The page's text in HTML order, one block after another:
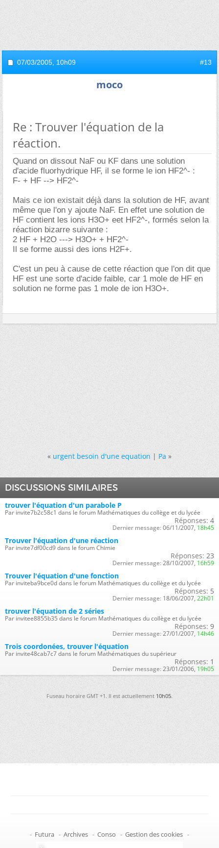
07/03/2005, 10h09 #13
moco
Re : Trouver l'équation de la
réaction.
Quand on dissout NaF ou KF dans une solution
d'acide fluorhydrique HF, il se forme le ion HF2^- :
F- + HF --> HF2^-
Mais ce ion existait déjà dans la solution de HF, avant
même que l'on y ajoute NaF. En effet une solution de
HF contient les ions H3O+ eet HF2^-, formés selon la
réaction bizarre suivante :
2 HF + H2O ---> H3O+ + HF2^-
Il se forme aussi des ions H2F+.
C'est un peu à cause de cette réaction que l'on dit que
HF est une sorte d'acide faible, car 1 mole de HF en
solution ne forme pas 1 mole de ion H3O+.
« urgent besoin d'une equation|Pa »
DISCUSSIONS SIMILAIRES
trouver l'équation d'un parabole P
Par invite7b2c58c1 dans le forum Mathématiques du collège et du lycée
Réponses: 4
Dernier message: 06/11/2007, 18h45
Trouver l'équation d'une réaction
Par invite7df00cd9 dans le forum Chimie
Réponses: 23
Dernier message: 28/10/2007, 16h59
Trouver l'équation d'une fonction
Par inviteba9bce0d dans le forum Mathématiques du collège et du lycée
Réponses: 5
Dernier message: 18/06/2007, 22h01
trouver l'équation de 2 séries
Par invitee8855b35 dans le forum Mathématiques du collège et du lycée
Réponses: 9
Dernier message: 27/01/2007, 14h46
Trois coordonées, trouver l'équation
Par invite48cab7c7 dans le forum Mathématiques du supérieur
Réponses: 1
Dernier message: 23/01/2006, 19h05
Fuseau horaire GMT +1. Il est actuellement10h05.
- Futura - Archives - Conso - Gestion des cookies -